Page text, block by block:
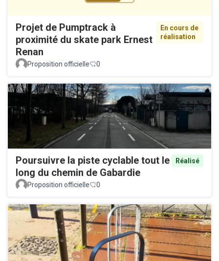
Projet de Pumptrack à
proximité du skate park Ernest
Renan
En cours de
réalisation
Proposition officielle 0
Poursuivre la piste cyclable tout le
long du chemin de Gabardie
Réalisé
Proposition officielle 0